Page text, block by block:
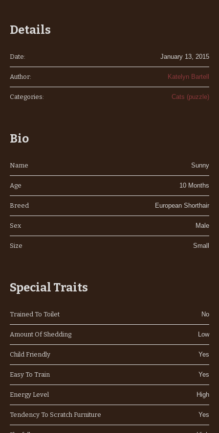
Details
Date: January 13, 2015
Author: Katelyn Bartell
Categories: Cats (puzzle)
Bio
Name Sunny
Age 10 Months
Breed European Shorthair
Sex Male
Size Small
Special Traits
Trained To Toilet No
Amount Of Shedding Low
Child Friendly Yes
Easy To Train Yes
Energy Level High
Tendency To Scratch Furniture Yes